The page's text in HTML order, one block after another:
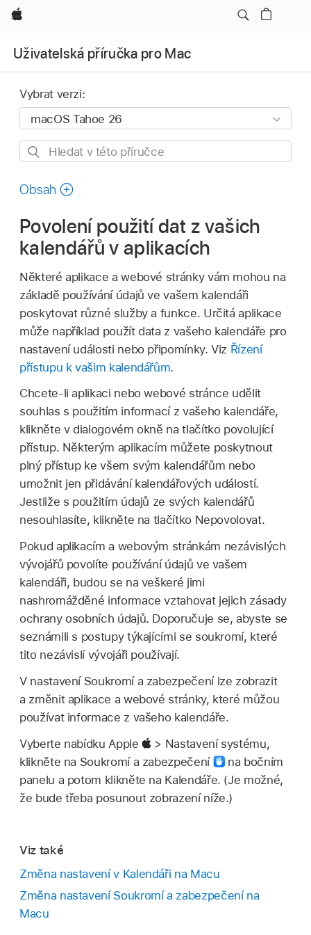
Apple
Uživatelská příručka pro Mac
Vybrat verzi:
Hledat
příručce
Obsah
Povolení použití dat z vašich
kalendářů v aplikacích
Některé aplikace a webové stránky vám mohou na
základě používání údajů ve vašem kalendáři
poskytovat různé služby a funkce. Určitá aplikace
může například použít data z vašeho kalendáře pro
nastavení události nebo připomínky. Viz Řízení
přístupu k vašim kalendářům.
Chcete‑li aplikaci nebo webové stránce udělit
souhlas s použitím informací z vašeho kalendáře,
klikněte v dialogovém okně na tlačítko povolující
přístup. Některým aplikacím můžete poskytnout
plný přístup ke všem svým kalendářům nebo
umožnit jen přidávání kalendářových událostí.
Jestliže s použitím údajů ze svých kalendářů
nesouhlasíte, klikněte na tlačítko Nepovolovat.
Pokud aplikacím a webovým stránkám nezávislých
vývojářů povolíte používání údajů ve vašem
kalendáři, budou se na veškeré jimi
nashromážděné informace vztahovat jejich zásady
ochrany osobních údajů. Doporučuje se, abyste se
seznámili s postupy týkajícími se soukromí, které
tito nezávislí vývojáři používají.
V nastavení Soukromí a zabezpečení lze zobrazit
a změnit aplikace a webové stránky, které můžou
používat informace z vašeho kalendáře.
Vyberte nabídku Apple
> Nastavení systému,
klikněte na Soukromí a zabezpečení
na bočním
panelu a potom klikněte na Kalendáře. (Je možné,
že bude třeba posunout zobrazení níže.)
Viz také
Změna nastavení v Kalendáři na Macu
Změna nastavení Soukromí a zabezpečení na
Macu